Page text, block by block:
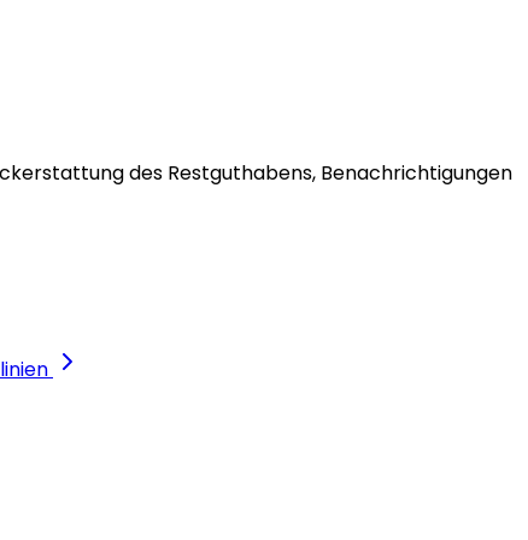
des Restguthabens, Benachrichtigungen